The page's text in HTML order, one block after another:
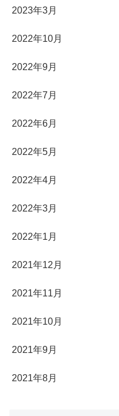
2023年3月
2022年10月
2022年9月
2022年7月
2022年6月
2022年5月
2022年4月
2022年3月
2022年1月
2021年12月
2021年11月
2021年10月
2021年9月
2021年8月